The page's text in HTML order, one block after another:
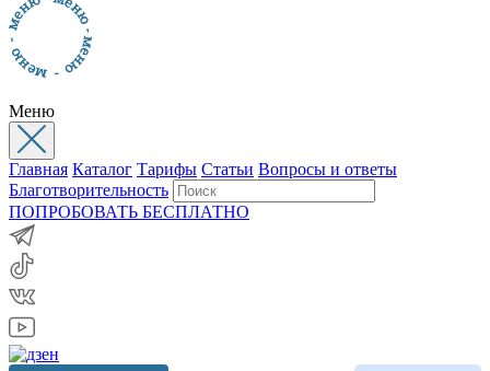
Меню
Главная Каталог Тарифы Статьи Вопросы и ответы
Благотворительность
ПОПРОБОВАТЬ БЕСПЛАТНО